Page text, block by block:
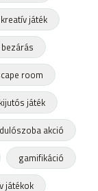
kreatív játék
room
játék
akció
gamifikáció
játékok